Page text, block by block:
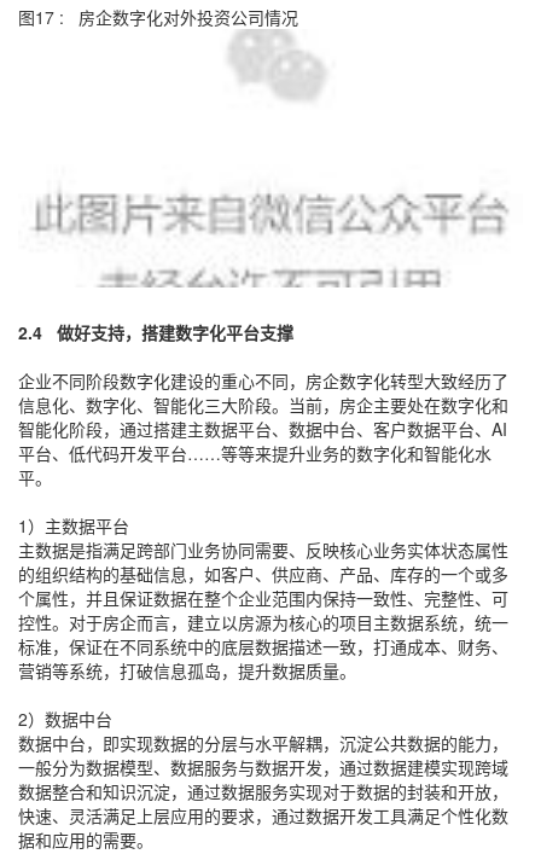
图17 : 房企数字化对外投资公司情况
2.4 做好支持，搭建数字化平台支撑
企业不同阶段数字化建设的重心不同，房企数字化转型大致经历了
信息化、数字化、智能化三大阶段。当前，房企主要处在数字化和
智能化阶段，通过搭建主数据平台、数据中台、客户数据平台、AI
平台、低代码开发平台……等等来提升业务的数字化和智能化水
平。
1）主数据平台
主数据是指满足跨部门业务协同需要、反映核心业务实体状态属性
的组织结构的基础信息，如客户、供应商、产品、库存的一个或多
个属性，并且保证数据在整个企业范围内保持一致性、完整性、可
控性。对于房企而言，建立以房源为核心的项目主数据系统，统一
标准，保证在不同系统中的底层数据描述一致，打通成本、财务、
营销等系统，打破信息孤岛，提升数据质量。
2）数据中台
数据中台，即实现数据的分层与水平解耦，沉淀公共数据的能力，
一般分为数据模型、数据服务与数据开发，通过数据建模实现跨域
数据整合和知识沉淀，通过数据服务实现对于数据的封装和开放，
快速、灵活满足上层应用的要求，通过数据开发工具满足个性化数
据和应用的需要。